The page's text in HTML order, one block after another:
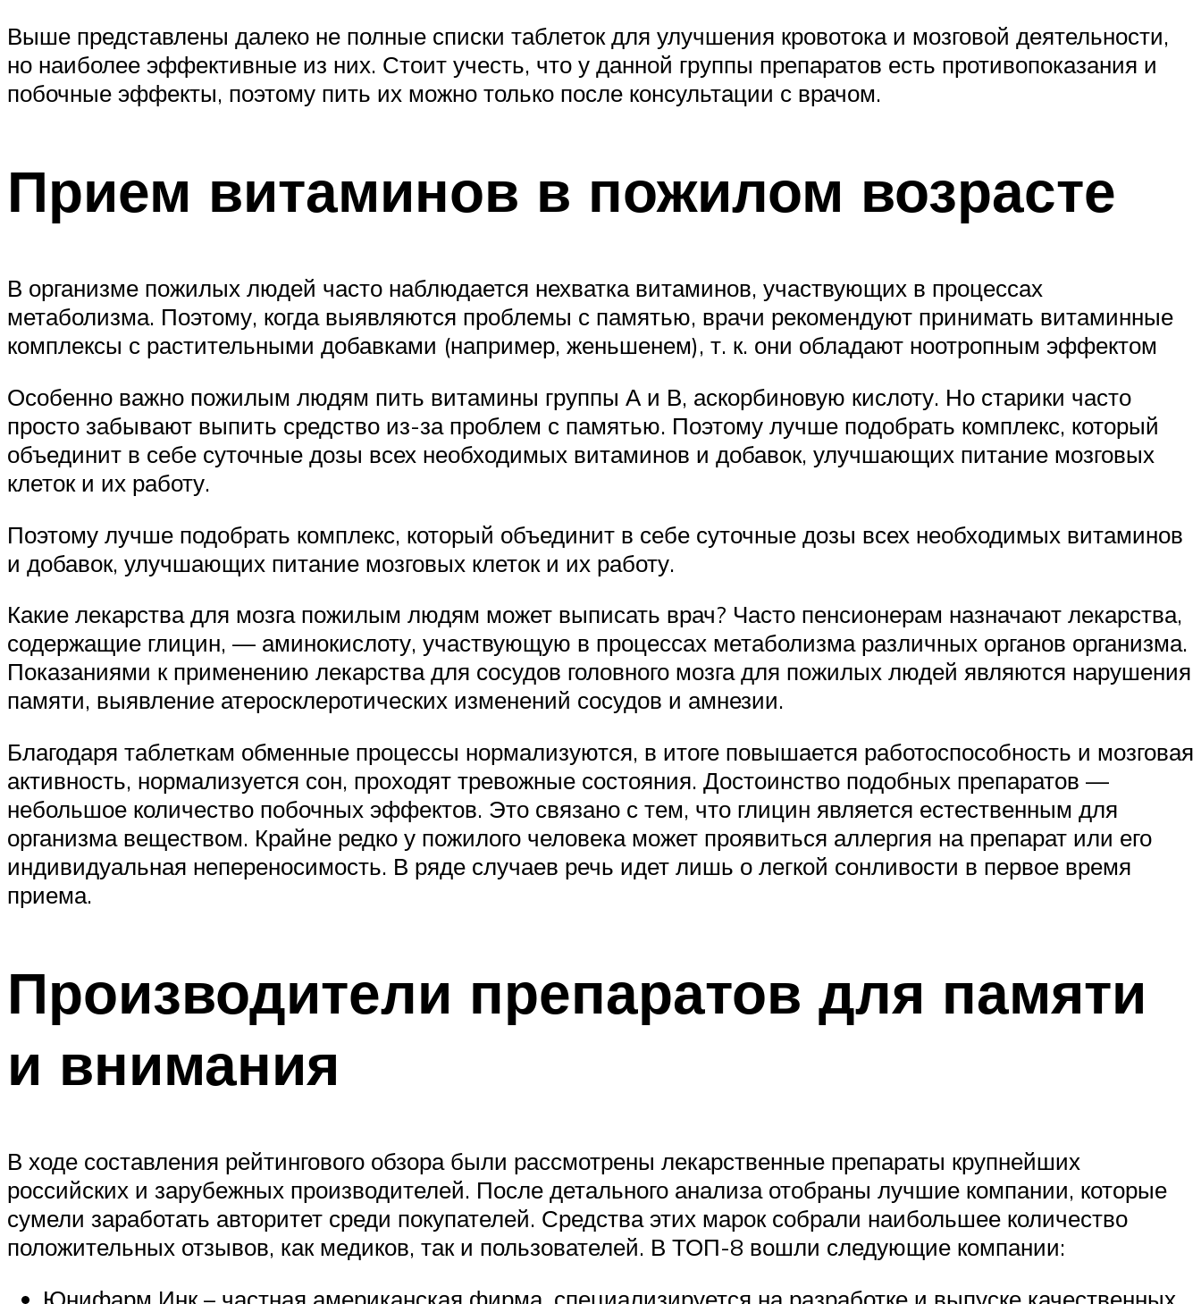
Выше представлены далеко не полные списки таблеток для улучшения кровотока и мозговой деятельности,
но наиболее эффективные из них. Стоит учесть, что у данной группы препаратов есть противопоказания и
побочные эффекты, поэтому пить их можно только после консультации с врачом.
Прием витаминов в пожилом возрасте
В организме пожилых людей часто наблюдается нехватка витаминов, участвующих в процессах
метаболизма. Поэтому, когда выявляются проблемы с памятью, врачи рекомендуют принимать витаминные
комплексы с растительными добавками (например, женьшенем), т. к. они обладают ноотропным эффектом
Особенно важно пожилым людям пить витамины группы А и В, аскорбиновую кислоту. Но старики часто
просто забывают выпить средство из-за проблем с памятью. Поэтому лучше подобрать комплекс, который
объединит в себе суточные дозы всех необходимых витаминов и добавок, улучшающих питание мозговых
клеток и их работу.
Поэтому лучше подобрать комплекс, который объединит в себе суточные дозы всех необходимых витаминов
и добавок, улучшающих питание мозговых клеток и их работу.
Какие лекарства для мозга пожилым людям может выписать врач? Часто пенсионерам назначают лекарства,
содержащие глицин, — аминокислоту, участвующую в процессах метаболизма различных органов организма.
Показаниями к применению лекарства для сосудов головного мозга для пожилых людей являются нарушения
памяти, выявление атеросклеротических изменений сосудов и амнезии.
Благодаря таблеткам обменные процессы нормализуются, в итоге повышается работоспособность и мозговая
активность, нормализуется сон, проходят тревожные состояния. Достоинство подобных препаратов —
небольшое количество побочных эффектов. Это связано с тем, что глицин является естественным для
организма веществом. Крайне редко у пожилого человека может проявиться аллергия на препарат или его
индивидуальная непереносимость. В ряде случаев речь идет лишь о легкой сонливости в первое время
приема.
Производители препаратов для памяти
и внимания
В ходе составления рейтингового обзора были рассмотрены лекарственные препараты крупнейших
российских и зарубежных производителей. После детального анализа отобраны лучшие компании, которые
сумели заработать авторитет среди покупателей. Средства этих марок собрали наибольшее количество
положительных отзывов, как медиков, так и пользователей. В ТОП-8 вошли следующие компании:
Юнифарм Инк – частная американская фирма, специализируется на разработке и выпуске качественных